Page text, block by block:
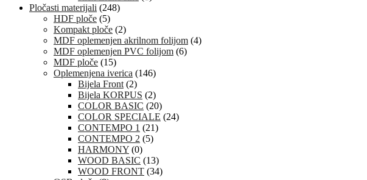
Pločasti materijali (248)
HDF ploče (5)
Kompakt ploče (2)
MDF oplemenjen akrilnom folijom (4)
MDF oplemenjen PVC folijom (6)
MDF ploče (15)
Oplemenjena iverica (146)
Bijela Front (2)
Bijela KORPUS (2)
COLOR BASIC (20)
COLOR SPECIALE (24)
CONTEMPO 1 (21)
CONTEMPO 2 (5)
HARMONY (0)
WOOD BASIC (13)
WOOD FRONT (34)